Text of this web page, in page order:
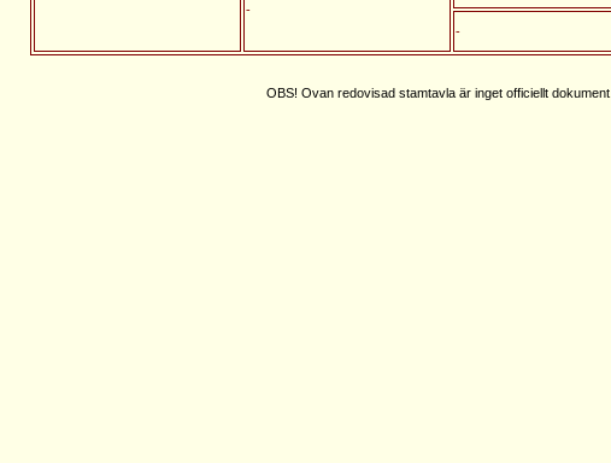
-
-
OBS! Ovan redovisad stamtavla är inget officiellt dokument.